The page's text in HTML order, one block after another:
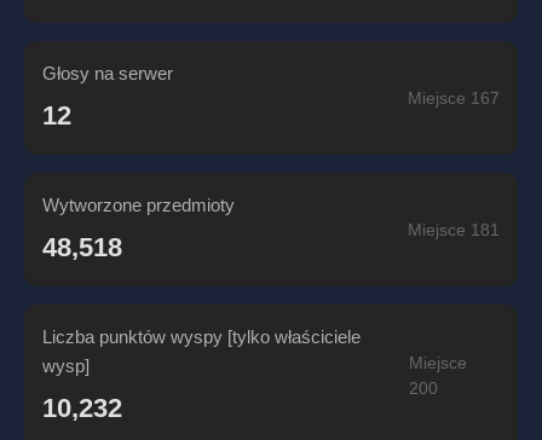
Głosy na serwer
12
Miejsce 167
Wytworzone przedmioty
48,518
Miejsce 181
Liczba punktów wyspy [tylko właściciele
wysp]
10,232
Miejsce
200